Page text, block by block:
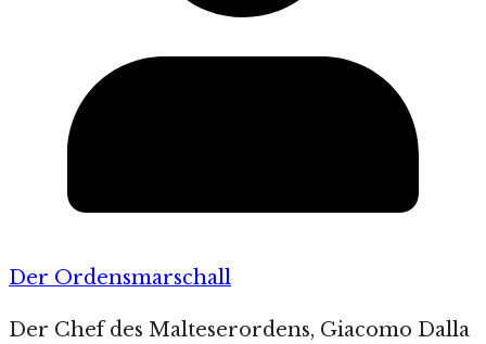
Der Ordensmarschall
Der Chef des Malteserordens, Giacomo Dalla